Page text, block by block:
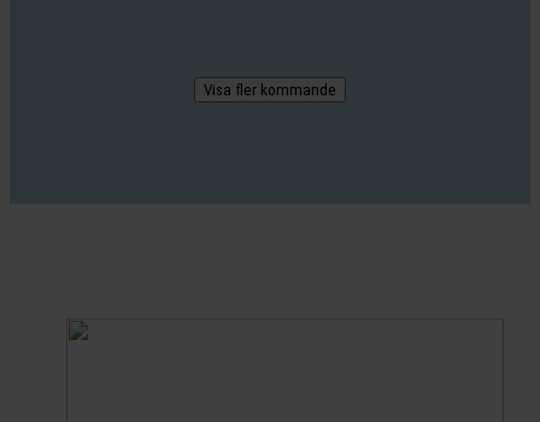
Visa fler kommande